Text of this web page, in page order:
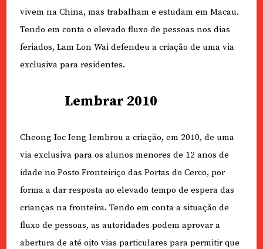
vivem na China, mas trabalham e estudam em Macau.
Tendo em conta o elevado fluxo de pessoas nos dias
feriados, Lam Lon Wai defendeu a criação de uma via
exclusiva para residentes.
Lembrar 2010
Cheong Ioc Ieng lembrou a criação, em 2010, de uma
via exclusiva para os alunos menores de 12 anos de
idade no Posto Fronteiriço das Portas do Cerco, por
forma a dar resposta ao elevado tempo de espera das
crianças na fronteira. Tendo em conta a situação de
fluxo de pessoas, as autoridades podem aprovar a
abertura de até oito vias particulares para permitir que